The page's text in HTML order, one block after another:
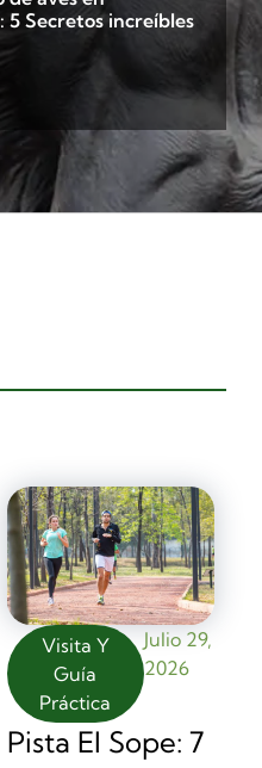
5 Secretos increíbles
Visita Y
Guía
Práctica
Julio 29,
2026
Pista El Sope: 7